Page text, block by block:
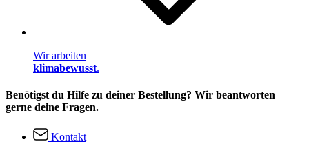
Wir arbeiten
klimabewusst.
Benötigst du Hilfe zu deiner Bestellung? Wir beantworten
gerne deine Fragen.
Kontakt